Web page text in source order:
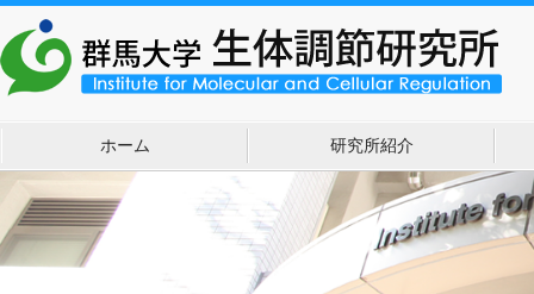
ホーム 研究所紹介